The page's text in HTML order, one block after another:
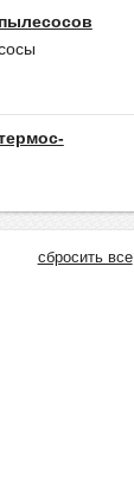
сбросить все